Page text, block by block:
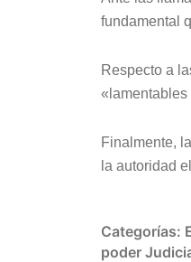
fundamental
Respecto a
«lamentables
Finalmente,
la autoridad
Categorías:
poder